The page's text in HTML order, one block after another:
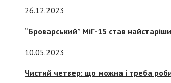
26.12.2023
“Броварський” МіГ-15 став
10.05.2023
Чистий четвер: що можна і треба